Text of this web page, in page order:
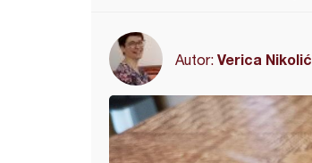
Autor: Verica Nikolić